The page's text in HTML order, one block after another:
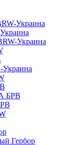
Украина
Украина
Украина
БРВ
Гербор